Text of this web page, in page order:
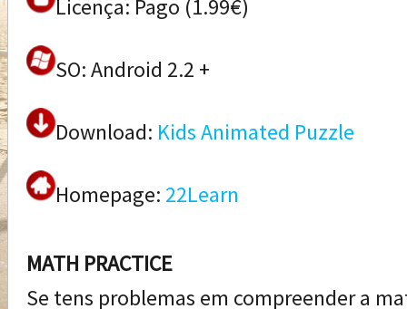
Licença: Pago (1.99€)
SO: Android 2.2 +
Download: Kids Animated Puzzle
Homepage: 22Learn
MATH PRACTICE
Se tens problemas em compreender a